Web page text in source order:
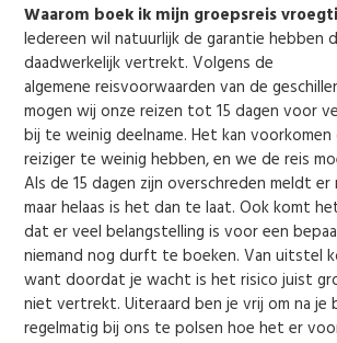
Waarom boek ik mijn groepsreis
Iedereen wil natuurlijk de garantie hebben
daadwerkelijk vertrekt. Volgens de
algemene reisvoorwaarden van de
mogen wij onze reizen tot 15 dagen voor
bij te weinig deelname. Het kan
reiziger te weinig hebben, en we de reis
Als de 15 dagen zijn overschreden meldt er
maar helaas is het dan te laat. Ook komt
dat er veel belangstelling is voor een
niemand nog durft te boeken. Van uitstel
want doordat je wacht is het risico juist
niet vertrekt. Uiteraard ben je vrij om na je
regelmatig bij ons te polsen hoe het er